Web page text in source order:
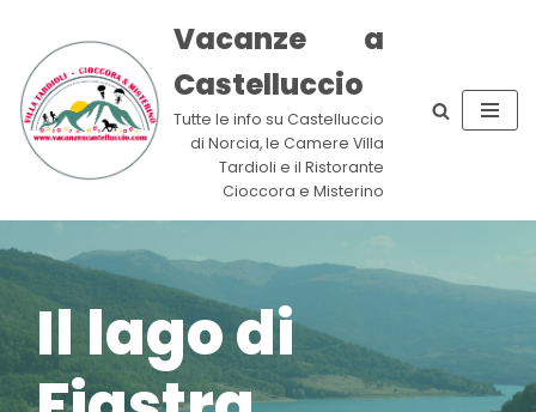
Vai
al
contenuto
Vacanze a
Castelluccio
Tutte le info su Castelluccio
di Norcia, le Camere Villa
Tardioli e il Ristorante
Cioccora e Misterino
Il lago di